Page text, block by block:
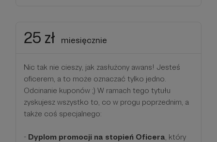
25 zł miesięcznie
Nic tak nie cieszy, jak zasłużony awans! Jesteś
oficerem, a to może oznaczać tylko jedno.
Odcinanie kuponów ;) W ramach tego tytułu
zyskujesz wszystko to, co w progu poprzednim, a
także coś specjalnego:
- Dyplom promocji na stopień Oficera , który